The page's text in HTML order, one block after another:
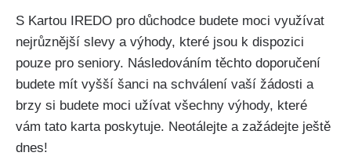
S Kartou IREDO pro důchodce budete moci využívat
nejrůznější slevy a výhody, které jsou k dispozici
pouze pro seniory. Následováním těchto doporučení
budete mít vyšší šanci na schválení vaší žádosti a
brzy si budete moci užívat všechny výhody, které
vám tato karta poskytuje. Neotálejte a zažádejte ještě
dnes!